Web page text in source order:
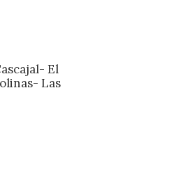
El
Las